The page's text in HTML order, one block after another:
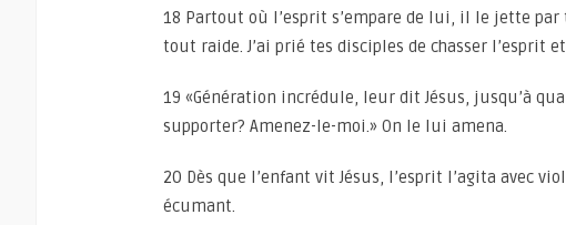
18 Partout où l’esprit s’empare de lui, il le jette
tout raide. J’ai prié tes disciples de chasser l’esprit
19 «Génération incrédule, leur dit Jésus, jusqu’à
supporter? Amenez-le-moi.» On le lui amena.
20 Dès que l’enfant vit Jésus, l’esprit l’agita avec
écumant.